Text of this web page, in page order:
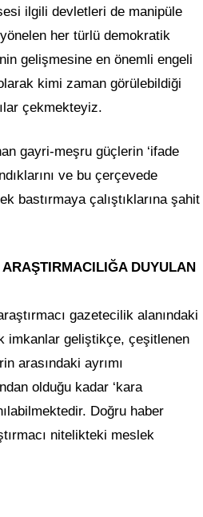
ilgili devletleri de manipüle
her türlü demokratik
gelişmesine en önemli engeli
kimi zaman görülebildiği
çekmekteyiz.
gayri-meşru güçlerin ‘ifade
ve bu çerçevede
bastırmaya çalıştıklarına şahit
DUYULAN
gazetecilik alanındaki
imkanlar geliştikçe, çeşitlenen
arasındaki ayrımı
olduğu kadar ‘kara
Doğru haber
nitelikteki meslek